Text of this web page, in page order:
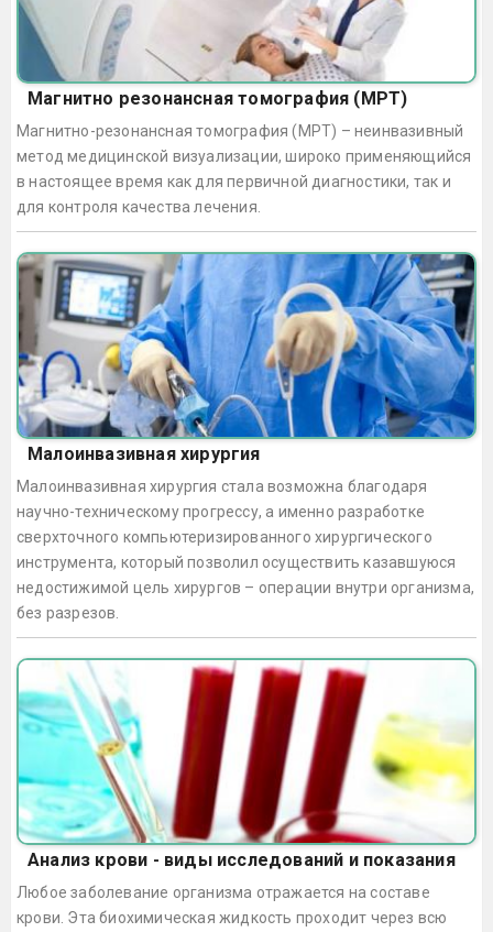
Магнитно резонансная томография (МРТ)
Магнитно-резонансная томография (МРТ) – неинвазивный
метод медицинской визуализации, широко применяющийся
в настоящее время как для первичной диагностики, так и
для контроля качества лечения.
Малоинвазивная хирургия
Малоинвазивная хирургия стала возможна благодаря
научно-техническому прогрессу, а именно разработке
сверхточного компьютеризированного хирургического
инструмента, который позволил осуществить казавшуюся
недостижимой цель хирургов – операции внутри организма,
без разрезов.
Анализ крови - виды исследований и показания
Любое заболевание организма отражается на составе
крови. Эта биохимическая жидкость проходит через всю